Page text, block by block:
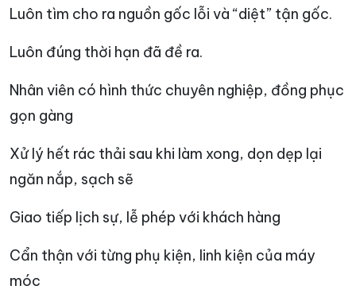
Luôn tìm cho ra nguồn gốc lỗi và “diệt” tận gốc.
Luôn đúng thời hạn đã đề ra.
Nhân viên có hình thức chuyên nghiệp, đồng phục
gọn gàng
Xử lý hết rác thải sau khi làm xong, dọn dẹp lại
ngăn nắp, sạch sẽ
Giao tiếp lịch sự, lễ phép với khách hàng
Cẩn thận với từng phụ kiện, linh kiện của máy
móc